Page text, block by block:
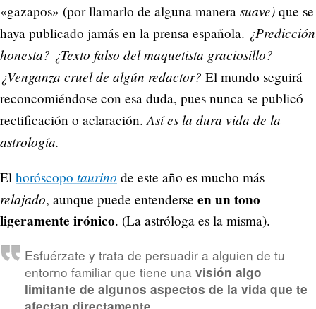
«gazapos» (por llamarlo de alguna manera suave) que se
haya publicado jamás en la prensa española. ¿Predicción
honesta? ¿Texto falso del maquetista graciosillo?
¿Venganza cruel de algún redactor? El mundo seguirá
reconcomiéndose con esa duda, pues nunca se publicó
rectificación o aclaración. Así es la dura vida de la
astrología.
El horóscopo taurino de este año es mucho más
relajado, aunque puede entenderse en un tono
ligeramente irónico. (La astróloga es la misma).
Esfuérzate y trata de persuadir a alguien de tu
entorno familiar que tiene una visión algo
limitante de algunos aspectos de la vida que te